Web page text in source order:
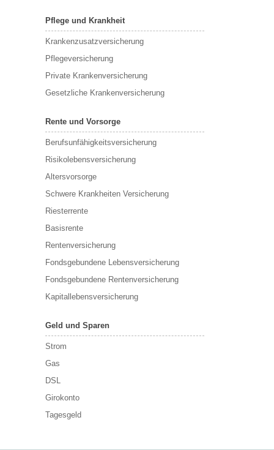
Pflege und Krankheit
Krankenzusatzversicherung
Pflegeversicherung
Private Krankenversicherung
Gesetzliche Krankenversicherung
Rente und Vorsorge
Berufs­unfähigkeitsversicherung
Risikolebensversicherung
Altersvorsorge
Schwere Krankheiten Versicherung
Riesterrente
Basisrente
Rentenversicherung
Fondsgebundene Lebensversicherung
Fondsgebundene Rentenversicherung
Kapitallebensversicherung
Geld und Sparen
Strom
Gas
DSL
Girokonto
Tagesgeld